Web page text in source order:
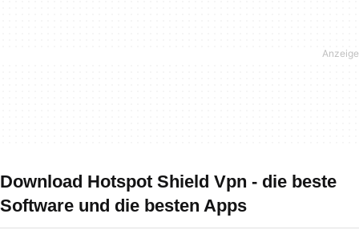
Download Hotspot Shield Vpn - die beste
Software und die besten Apps